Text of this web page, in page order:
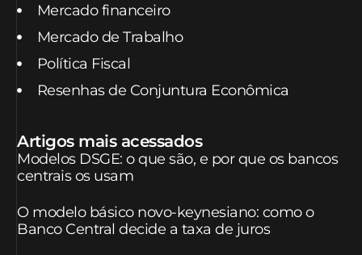
Mercado financeiro
Mercado de Trabalho
Política Fiscal
Resenhas de Conjuntura Econômica
Artigos mais acessados
Modelos DSGE: o que são, e por que os bancos
centrais os usam
O modelo básico novo-keynesiano: como o
Banco Central decide a taxa de juros